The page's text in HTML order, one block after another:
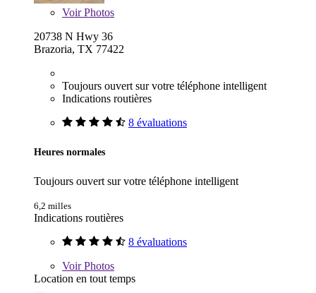
VoirPhotos
20738 N Hwy 36
Brazoria, TX 77422
Toujours ouvert sur votre téléphone intelligent
Indications routières
8 évaluations
Heures normales
Toujours ouvert sur votre téléphone intelligent
6,2 milles
Indications routières
8 évaluations
VoirPhotos
Location en tout temps